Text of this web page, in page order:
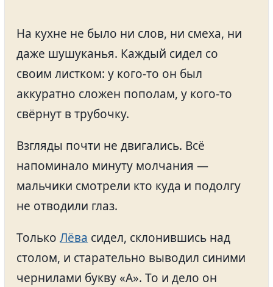
На кухне не было ни слов, ни смеха, ни
даже шушуканья. Каждый сидел со
своим листком: у кого-то он был
аккуратно сложен пополам, у кого-то
свёрнут в трубочку.
Взгляды почти не двигались. Всё
напоминало минуту молчания —
мальчики смотрели кто куда и подолгу
не отводили глаз.
ТолькоЛёва сидел, склонившись над
столом, и старательно выводил синими
чернилами букву «А». То и дело он